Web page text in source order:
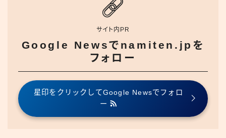
サイト内PR
Google Newsでnamiten.jpを
フォロー
星印をクリックしてGoogle Newsでフォロ
ー